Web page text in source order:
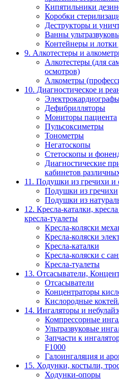
Кипятильники
Коробки
Деструкторы и
Ванны
Контейнеры и лотки
9. Алкотестеры и
Алкотестеры (для
осмотров)
Алкометры
10. Диагностическое и
Дефибрилляторы
Мониторы пациента
Пульсоксиметры
Тонометры
Негатоскопы
Стетоскопы и
Диагностические
кабинетов
11. Подушки из гречихи и
Подушки из гречихи
Подушки из
12. Кресла-каталки,
кресла-туалеты
Кресла-коляски
Кресла-коляски
Кресла-каталки
Кресла-коляски с
Кресла-туалеты
13. Отсасыватели,
Отсасыватели
Концентраторы
Кислородные
14. Ингаляторы и
Компрессорные
Ультразвуковые
Запчасти к
F1000
Галоингаляция и
15. Ходунки, костыли,
Ходунки-опоры